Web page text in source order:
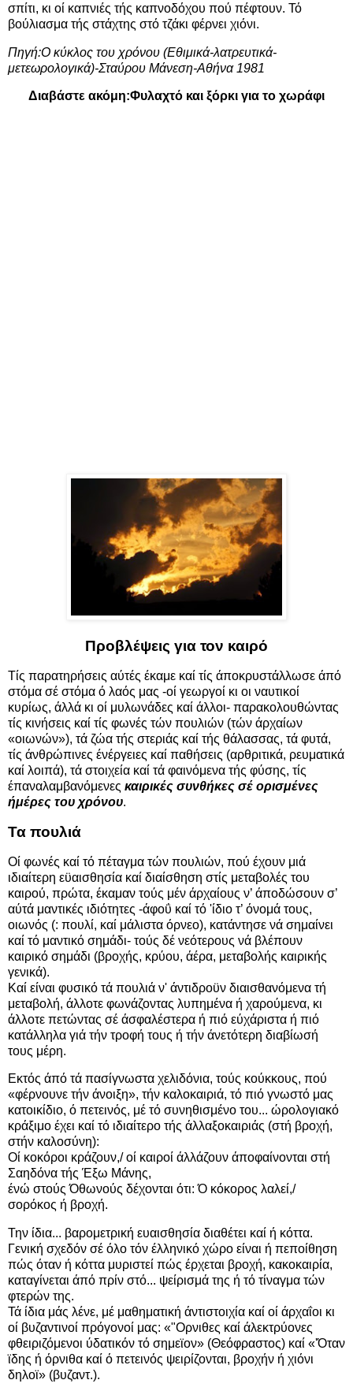
σπίτι, κι οί καπνιές τής καπνοδόχου πού πέφτουν. Τό
βούλιασμα τής στάχτης στό τζάκι φέρνει χιόνι.
Πηγή:Ο κύκλος του χρόνου (Εθιμικά-λατρευτικά-
μετεωρολογικά)-Σταύρου Μάνεση-Αθήνα 1981
Διαβάστε ακόμη:Φυλαχτό και ξόρκι για το χωράφι
Προβλέψεις για τον καιρό
Τίς παρατηρήσεις αύτές έκαμε καί τίς άποκρυστάλλωσε άπό
στόμα σέ στόμα ό λαός μας -οί γεωργοί κι οι ναυτικοί
κυρίως, άλλά κι οί μυλωνάδες καί άλλοι- παρακολουθώντας
τίς κινήσεις καί τίς φωνές τών πουλιών (τών άρχαίων
«οιωνών»), τά ζώα τής στεριάς καί τής θάλασσας, τά φυτά,
τίς άνθρώπινες ένέργειες καί παθήσεις (αρθριτικά, ρευματικά
καί λοιπά), τά στοιχεία καί τά φαινόμενα τής φύσης, τίς
έπαναλαμβανόμενες καιρικές συνθήκες σέ ορισμένες
ήμέρες του χρόνου.
Τα πουλιά
Οί φωνές καί τό πέταγμα τών πουλιών, πού έχουν μιά
ιδιαίτερη εϋαισθησία καί διαίσθηση στίς μεταβολές του
καιρού, πρώτα, έκαμαν τούς μέν άρχαίους ν’ άποδώσουν σ’
αύτά μαντικές ιδιότητες -άφοΰ καί τό 'ίδιο τ’ όνομά τους,
οιωνός (: πουλί, καί μάλιστα όρνεο), κατάντησε νά σημαίνει
καί τό μαντικό σημάδι- τούς δέ νεότερους νά βλέπουν
καιρικό σημάδι (βροχής, κρύου, άέρα, μεταβολής καιρικής
γενικά).
Καί είναι φυσικό τά πουλιά ν' άντιδροϋν διαισθανόμενα τή
μεταβολή, άλλοτε φωνάζοντας λυπημένα ή χαρούμενα, κι
άλλοτε πετώντας σέ άσφαλέστερα ή πιό εύχάριστα ή πιό
κατάλληλα γιά τήν τροφή τους ή τήν άνετότερη διαβίωσή
τους μέρη.
Εκτός άπό τά πασίγνωστα χελιδόνια, τούς κούκκους, πού
«φέρνουνε τήν άνοιξη», τήν καλοκαιριά, τό πιό γνωστό μας
κατοικίδιο, ό πετεινός, μέ τό συνηθισμένο του... ώρολογιακό
κράξιμο έχει καί τό ιδιαίτερο τής άλλαξοκαιριάς (στή βροχή,
στήν καλοσύνη):
Οί κοκόροι κράζουν,/ οί καιροί άλλάζουν άποφαίνονται στή
Σαηδόνα τής Έξω Μάνης,
ένώ στούς Όθωνούς δέχονται ότι: Ό κόκορος λαλεί,/
σορόκος ή βροχή.
Την ίδια... βαρομετρική ευαισθησία διαθέτει καί ή κόττα.
Γενική σχεδόν σέ όλο τόν έλληνικό χώρο είναι ή πεποίθηση
πώς όταν ή κόττα μυριστεί πώς έρχεται βροχή, κακοκαιρία,
καταγίνεται άπό πρίν στό... ψείρισμά της ή τό τίναγμα τών
φτερών της.
Τά ίδια μάς λένε, μέ μαθηματική άντιστοιχία καί οί άρχαΐοι κι
οί βυζαντινοί πρόγονοί μας: «"Ορνιθες καί άλεκτρύονες
φθειριζόμενοι ύδατικόν τό σημεϊον» (Θεόφραστος) καί «'Όταν
ϊδης ή όρνιθα καί ό πετεινός ψειρίζονται, βροχήν ή χιόνι
δηλοϊ» (βυζαντ.).